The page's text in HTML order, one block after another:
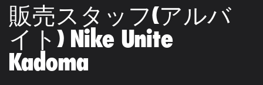
販売スタッフ(アルバ
イト) Nike Unite
Kadoma